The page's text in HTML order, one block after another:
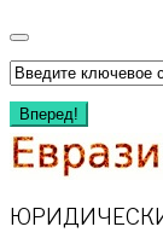
Перейти
к
содержимому
Искать:
Вперед!